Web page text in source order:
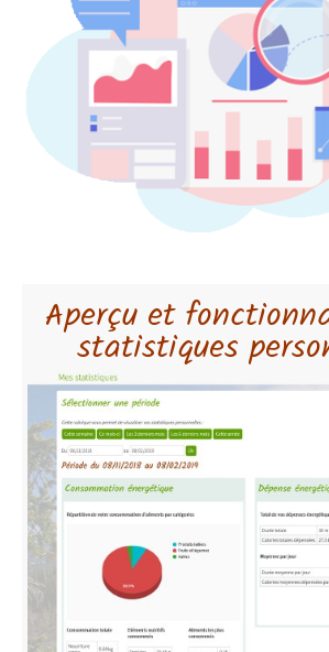
Aperçu et
statistiques